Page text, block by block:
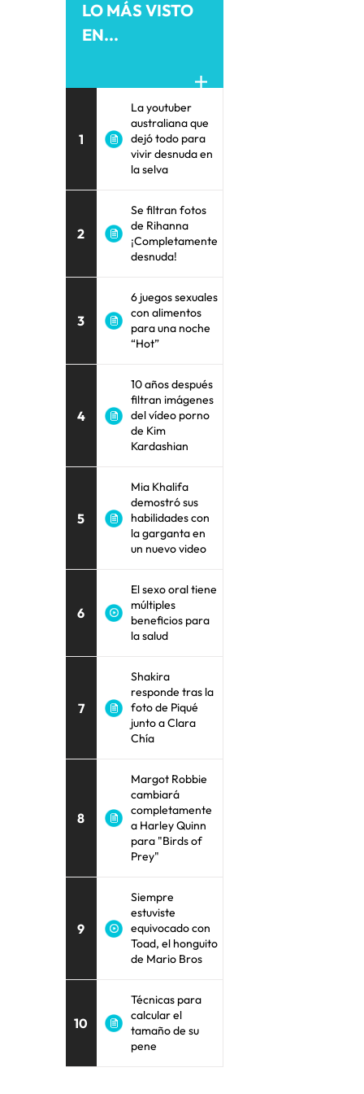
LO MÁS VISTO
EN...
1
La youtuber
australiana que
dejó todo para
vivir desnuda en
la selva
2
Se filtran fotos
de Rihanna
¡Completamente
desnuda!
3
6 juegos sexuales
con alimentos
para una noche
“Hot”
4
10 años después
filtran imágenes
del vídeo porno
de Kim
Kardashian
5
Mia Khalifa
demostró sus
habilidades con
la garganta en
un nuevo video
6
El sexo oral tiene
múltiples
beneficios para
la salud
7
Shakira
responde tras la
foto de Piqué
junto a Clara
Chía
8
Margot Robbie
cambiará
completamente
a Harley Quinn
para "Birds of
Prey"
9
Siempre
estuviste
equivocado con
Toad, el honguito
de Mario Bros
10
Técnicas para
calcular el
tamaño de su
pene